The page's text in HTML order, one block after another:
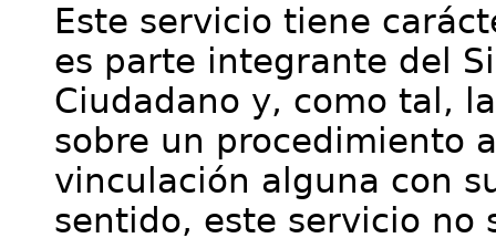
Este servicio tiene
es parte integrante del
Ciudadano y, como tal,
sobre un procedimiento
vinculación alguna con
sentido, este servicio no